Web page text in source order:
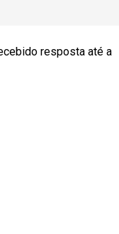
resposta até a